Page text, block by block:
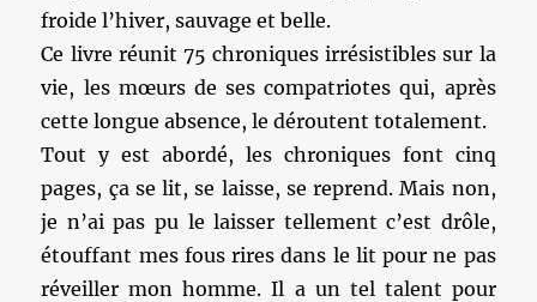
froide l’hiver, sauvage et belle.
Ce livre réunit 75 chroniques irrésistibles sur la
vie, les mœurs de ses compatriotes qui, après
cette longue absence, le déroutent totalement.
Tout y est abordé, les chroniques font cinq
pages, ça se lit, se laisse, se reprend. Mais non,
je n’ai pas pu le laisser tellement c’est drôle,
étouffant mes fous rires dans le lit pour ne pas
réveiller mon homme. Il a un tel talent pour